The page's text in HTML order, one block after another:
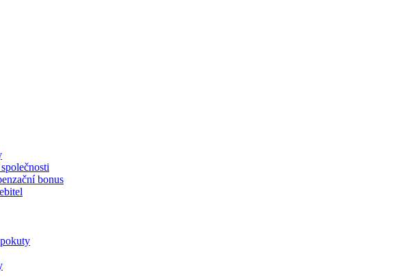
bonus